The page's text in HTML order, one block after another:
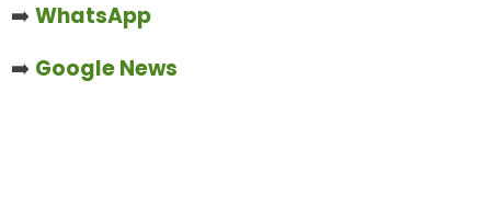
➡️WhatsApp
➡️ Google News